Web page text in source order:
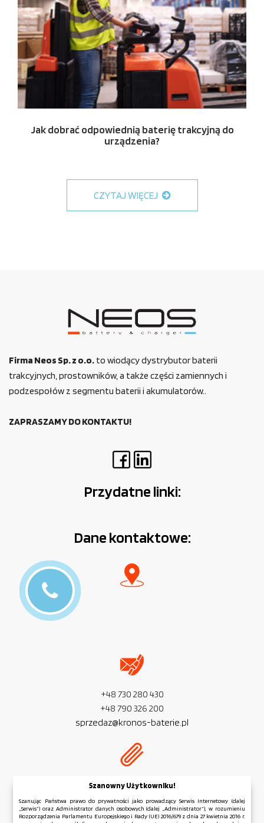
Jak dobrać odpowiednią baterię trakcyjną do
urządzenia?
CZYTAJ WIĘCEJ
Firma Neos Sp. z o.o. to wiodący dystrybutor baterii
trakcyjnych, prostowników, a także części zamiennych i
podzespołów z segmentu baterii i akumulatorów..
ZAPRASZAMY DO KONTAKTU!
Przydatne linki:
Dane kontaktowe:
+48 730 280 430
+48 790 326 200
sprzedaz@kronos-baterie.pl
NIP:PL 954 279 77 32
REGON:381 583 006
Szanowny Użytkowniku!
Szanując Państwa prawo do prywatności jako prowadzący Serwis Internetowy (dalej
„Serwis”) oraz Administrator danych osobowych (dalej „Administrator”), w rozumieniu
Rozporządzenia Parlamentu Europejskiego i Rady (UE) 2016/679 z dnia 27 kwietnia 2016 r.